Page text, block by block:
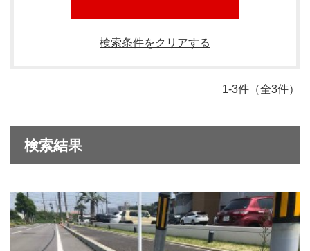
検索条件をクリアする
1-3件（全3件）
検索結果